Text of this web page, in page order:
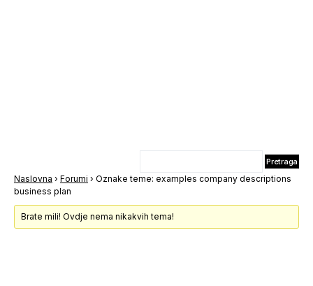
Naslovna › Forumi › Oznake teme: examples company descriptions
business plan
Brate mili! Ovdje nema nikakvih tema!